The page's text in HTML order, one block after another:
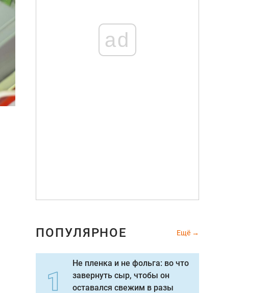
ad
ПОПУЛЯРНОЕ Ещё
Не пленка и не фольга: во что
завернуть сыр, чтобы он
оставался свежим в разы